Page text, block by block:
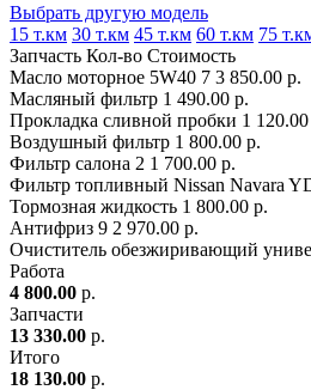
Выбрать другую модель
15 т.км 30 т.км 45 т.км 60 т.км 75
Запчасть Кол-во Стоимость
Масло моторное 5W40 7 3 850.00 р.
Масляный фильтр 1 490.00 р.
Прокладка сливной пробки 1
Воздушный фильтр 1 800.00 р.
Фильтр салона 2 1 700.00 р.
Фильтр топливный Nissan Navara
Тормозная жидкость 1 800.00 р.
Антифриз 9 2 970.00 р.
Очиститель обезжиривающий
Работа
4 800.00 р.
Запчасти
13 330.00 р.
Итого
18 130.00 р.